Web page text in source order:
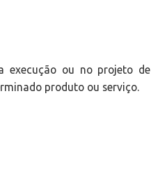
execução ou no projeto de
produto ou serviço.